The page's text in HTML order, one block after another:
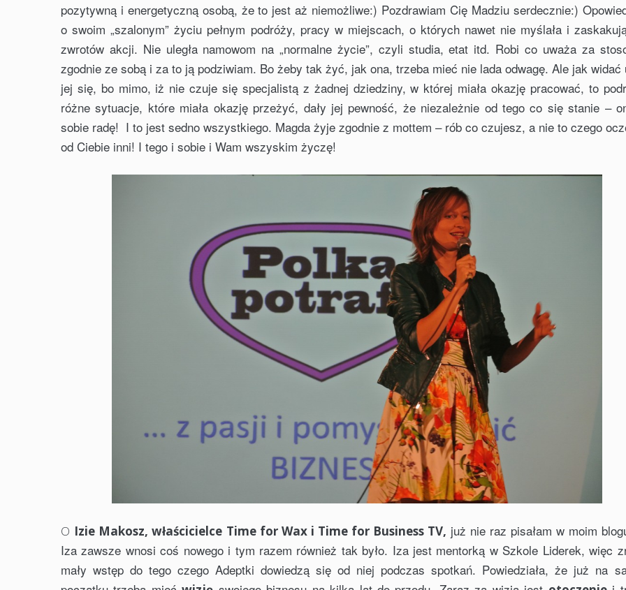
pozytywną i energetyczną osobą, że to jest aż niemożliwe:) Pozdrawiam Cię Madziu serdecznie:)
o swoim „szalonym” życiu pełnym podróży, pracy w miejscach, o których nawet nie myślała i
zwrotów akcji. Nie uległa namowom na „normalne życie”, czyli studia, etat itd. Robi co uważa za
zgodnie ze sobą i za to ją podziwiam. Bo żeby tak żyć, jak ona, trzeba mieć nie lada odwagę. Ale jak widać
jej się, bo mimo, iż nie czuje się specjalistą z żadnej dziedziny, w której miała okazję pracować, to
różne sytuacje, które miała okazję przeżyć, dały jej pewność, że niezależnie od tego co się stanie –
sobie radę! I to jest sedno wszystkiego. Magda żyje zgodnie z mottem – rób co czujesz, a nie to czego
od Ciebie inni! I tego i sobie i Wam wszyskim życzę!
O Izie Makosz, właścicielce Time for Wax i Time for Business TV, już nie raz pisałam w moim
Iza zawsze wnosi coś nowego i tym razem również tak było. Iza jest mentorką w Szkole Liderek, więc
mały wstęp do tego czego Adeptki dowiedzą się od niej podczas spotkań. Powiedziała, że już na